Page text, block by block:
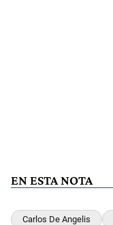
EN ESTA NOTA
Carlos De Angelis